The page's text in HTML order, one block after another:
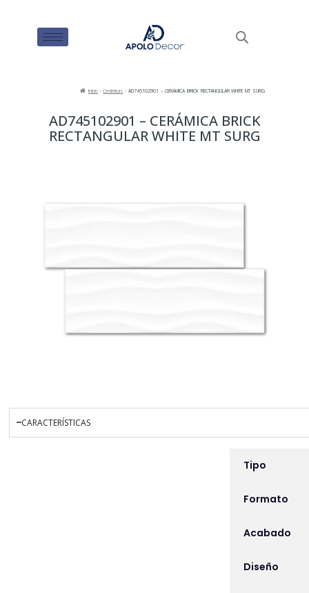
Inicio Cerámicas AD745102901 – CERÁMICA BRICK RECTANGULAR WHITE MT SURG
AD745102901 – CERÁMICA BRICK
RECTANGULAR WHITE MT SURG
CARACTERÍSTICAS
Tipo
Formato
Acabado
Diseño